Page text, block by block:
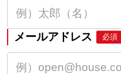
メールアドレス 必須